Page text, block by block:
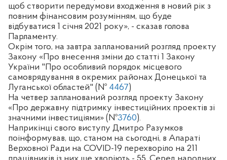
щоб створити передумови входження в новий рік з
повним фінансовим розумінням, що буде
відбуватися 1 січня 2021 року», - сказав голова
Парламенту.
Окрім того, на завтра запланований розгляд проекту
Закону «Про внесення зміни до статті 1 Закону
України "Про особливий порядок місцевого
самоврядування в окремих районах Донецької та
Луганської областей" (№ 4467)
На четвер запланований розгляд проекту Закону
«Про державну підтримку інвестиційних проектів зі
значними інвестиціями» (№3760).
Наприкінці свого виступу Дмитро Разумков
поінформував, що, станом на сьогодні, в Апараті
Верховної Ради на COVID-19 перехворіло на 211